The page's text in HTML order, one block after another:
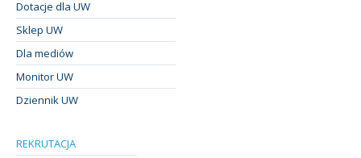
Dotacje dla UW
Sklep UW
Dla mediów
Monitor UW
Dziennik UW
REKRUTACJA